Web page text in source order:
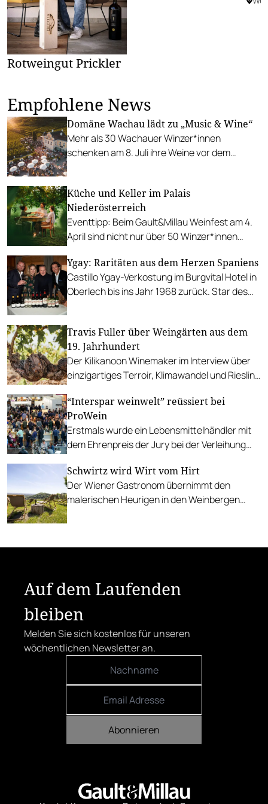
Rotweingut Prickler
Empfohlene News
Domäne Wachau lädt zu „Music & Wine“
Mehr als 30 Wachauer Winzer*innen
schenken am 8. Juli ihre Weine vor dem
Küche und Keller im Palais
Niederösterreich
Eventtipp: Beim Gault&Millau Weinfest am 4.
April sind nicht nur über 50 Winzer*innen
niederösterreichische Wirtshauskultur.
Ygay: Raritäten aus dem Herzen Spaniens
Castillo Ygay-Verkostung im Burgvital Hotel in
Oberlech bis ins Jahr 1968 zurück. Star des
Travis Fuller über Weingärten aus dem
19. Jahrhundert
Der Kilikanoon Winemaker im Interview über
einzigartiges Terroir, Klimawandel und Riesling
“Interspar weinwelt” reüssiert bei
ProWein
Erstmals wurde ein Lebensmittelhändler mit
dem Ehrenpreis der Jury bei der Verleihung
Schwirtz wird Wirt vom Hirt
Der Wiener Gastronom übernimmt den
malerischen Heurigen in den Weinbergen
Auf dem Laufenden
bleiben
Melden Sie sich kostenlos für unseren
wöchentlichen Newsletter an.
Abonnieren